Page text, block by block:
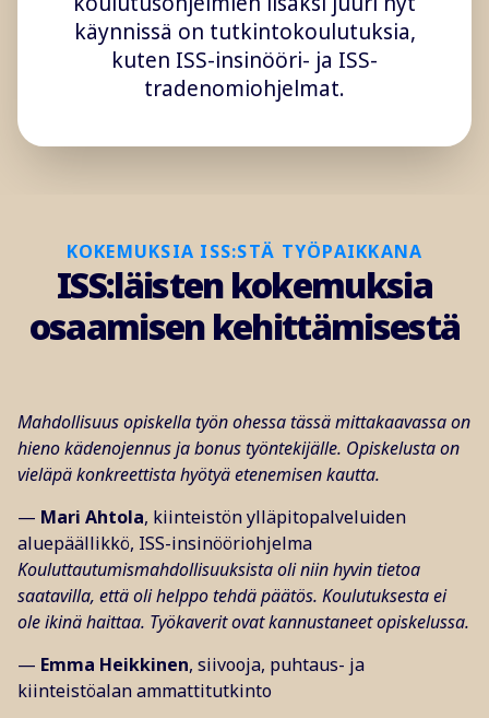
käynnissä on tutkintokoulutuksia,
kuten ISS-insinööri- ja ISS-
tradenomiohjelmat.
KOKEMUKSIA ISS:STÄ TYÖPAIKKANA
ISS:läisten kokemuksia
osaamisen kehittämisestä
Mahdollisuus opiskella työn ohessa tässä mittakaavassa on
hieno kädenojennus ja bonus työntekijälle. Opiskelusta on
vieläpä konkreettista hyötyä etenemisen kautta.
— Mari Ahtola, kiinteistön ylläpitopalveluiden
aluepäällikkö, ISS-insinööriohjelma
Kouluttautumismahdollisuuksista oli niin hyvin tietoa
saatavilla, että oli helppo tehdä päätös. Koulutuksesta ei
ole ikinä haittaa. Työkaverit ovat kannustaneet opiskelussa.
— Emma Heikkinen, siivooja, puhtaus- ja
kiinteistöalan ammattitutkinto